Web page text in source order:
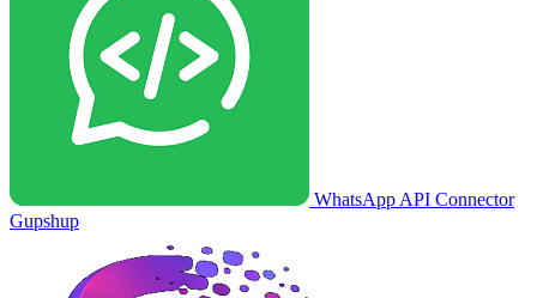
WhatsApp API Connector
Gupshup